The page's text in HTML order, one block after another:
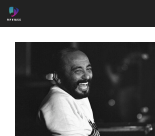
Aller
au